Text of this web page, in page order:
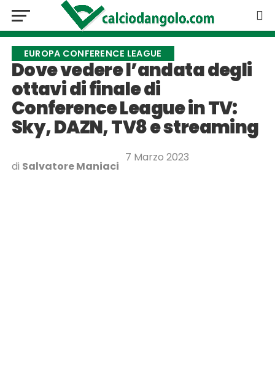
EUROPA CONFERENCE LEAGUE
Dove vedere l’andata degli
ottavi di finale di
Conference League in TV:
Sky, DAZN, TV8 e streaming
di Salvatore Maniaci
7 Marzo 2023